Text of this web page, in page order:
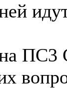
ПС3